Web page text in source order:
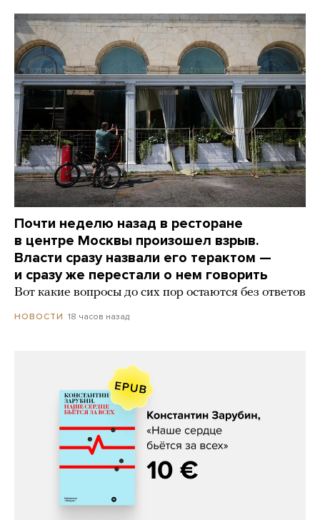
Почти неделю назад в ресторане
в центре Москвы произошел взрыв.
Власти сразу назвали его терактом —
и сразу же перестали о нем говорить
Вот какие вопросы до сих пор остаются без ответов
НОВОСТИ 18 часов назад
Константин Зарубин, «Наше сердце